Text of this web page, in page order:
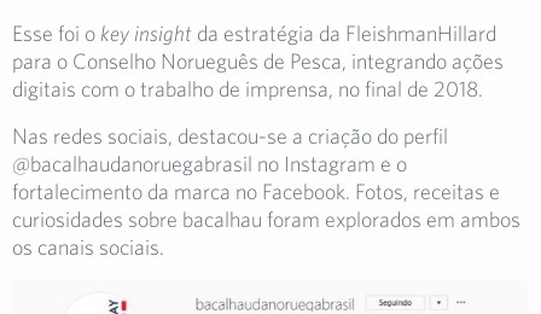
Esse foi o key insight da estratégia da FleishmanHillard
para o Conselho Norueguês de Pesca, integrando ações
digitais com o trabalho de imprensa, no final de 2018.
Nas redes sociais, destacou-se a criação do perfil
@bacalhaudanoruegabrasil no Instagram e o
fortalecimento da marca no Facebook. Fotos, receitas e
curiosidades sobre bacalhau foram explorados em ambos
os canais sociais.